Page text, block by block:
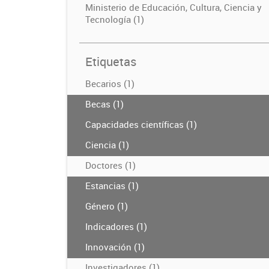
Ministerio de Educación, Cultura, Ciencia y
Tecnología (1)
Etiquetas
Becarios (1)
Becas (1)
Capacidades científicas (1)
Ciencia (1)
Doctores (1)
Estancias (1)
Género (1)
Indicadores (1)
Innovación (1)